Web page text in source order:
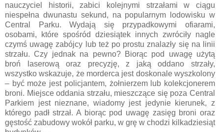
nauczyciel historii, zabici kolejnymi strzałami w ciągu
niespełna dwunastu sekund, na popularnym lodowisku w
Central Parku. Wydają się przypadkowymi ofiarami,
osobami, które spośród dziesiątek innych zwróciły nagle
czymś uwagę zabójcy lub też po prostu znalazły się na linii
strzału. Czy jednak na pewno? Biorąc pod uwagę użytą
broń laserową oraz precyzję, z jaką oddano strzały,
wszystko wskazuje, że morderca jest doskonale wyszkolony
– być może jest policjantem, żołnierzem lub kolekcjonerem
broni. Miejsce oddania strzału, mieszczące się poza Central
Parkiem jest nieznane, wiadomy jest jedynie kierunek, z
którego padł strzał. A biorąc pod uwagę zasięg broni oraz
gęstość zabudowy wokół parku, w grę w chodzi kilkadziesiąt